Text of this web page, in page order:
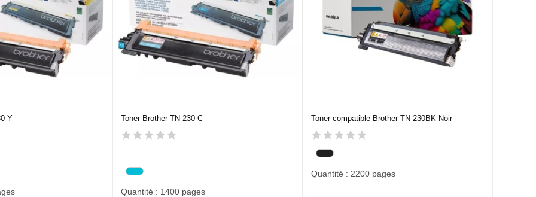
Y Toner Brother TN 230 C
Quantité : 1400 pages
Toner compatible Brother TN 230BK Noir
Quantité : 2200 pages